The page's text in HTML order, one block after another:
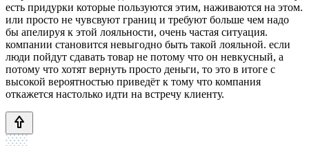
есть придурки которые пользуются этим, наживаются на этом.
или просто не чувсвуют границ и требуют больше чем надо
бы апелируя к этой лояльности, очень частая ситуация.
компании становится невыгодно быть такой лояльной. если
люди пойдут сдавать товар не потому что он невкусный, а
потому что хотят вернуть просто деньги, то это в итоге с
высокой вероятностью приведëт к тому что компания
откажется настолько идти на встречу клиенту.